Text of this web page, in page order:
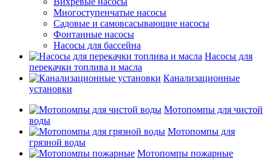
Многоступенчатые насосы
Садовые и самовсасывающие насосы
Фонтанные насосы
Насосы для бассейна
Насосы для
перекачки топлива и масла
Канализационные
установки
Мотопомпы для чистой
воды
Мотопомпы для
грязной воды
Мотопомпы пожарные